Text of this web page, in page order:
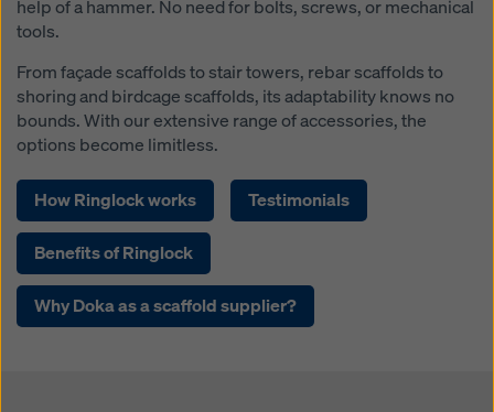
help of a hammer. No need for bolts, screws, or mechanical
tools.
From façade scaffolds to stair towers, rebar scaffolds to
shoring and birdcage scaffolds, its adaptability knows no
bounds. With our extensive range of accessories, the
options become limitless.
How Ringlock works Testimonials
Benefits of Ringlock
Why Doka as a scaffold supplier?